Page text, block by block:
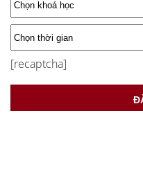
[recaptcha]